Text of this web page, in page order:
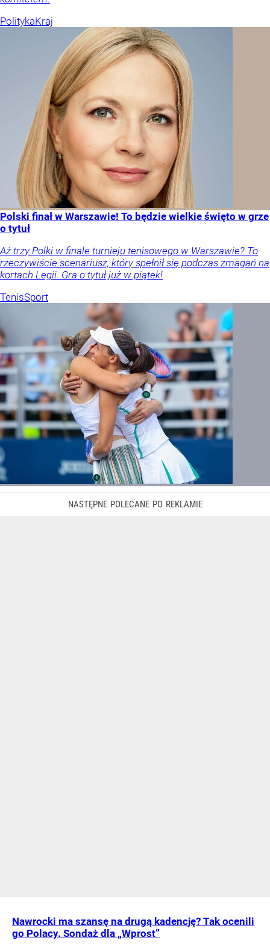
PolitykaKraj
Polski finał w Warszawie! To będzie wielkie święto w grze
o tytuł
Aż trzy Polki w finale turnieju tenisowego w Warszawie? To
rzeczywiście scenariusz, który spełnił się podczas zmagań na
kortach Legii. Gra o tytuł już w piątek!
TenisSport
Nawrocki ma szansę na drugą kadencję? Tak ocenili
go Polacy. Sondaż dla „Wprost”